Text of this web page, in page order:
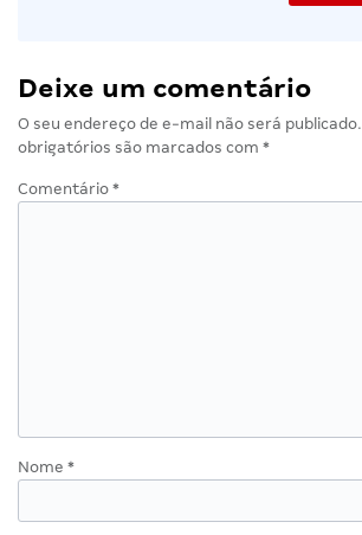
Deixe um comentário
O seu endereço de e-mail não será publicado.
obrigatórios são marcados com *
Comentário *
Nome *